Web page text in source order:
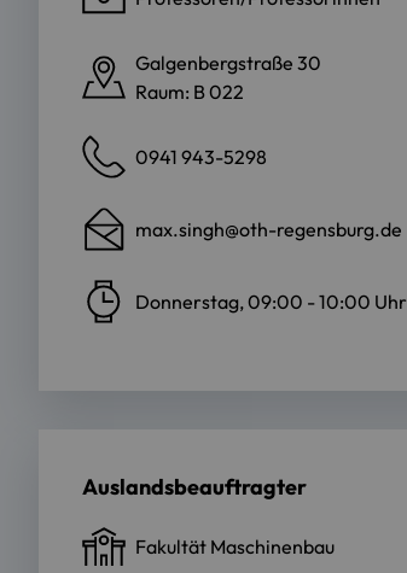
Galgenbergstraße 30
Raum: B 022
0941 943-5298
max.singh@oth-regensburg.de
Donnerstag, 09:00 - 10:00 Uhr
Auslandsbeauftragter
Fakultät Maschinenbau